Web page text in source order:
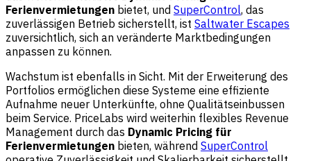
Ferienvermietungen bietet, und SuperControl, das
zuverlässigen Betrieb sicherstellt, ist Saltwater Escapes
zuversichtlich, sich an veränderte Marktbedingungen
anpassen zu können.
Wachstum ist ebenfalls in Sicht. Mit der Erweiterung des
Portfolios ermöglichen diese Systeme eine effiziente
Aufnahme neuer Unterkünfte, ohne Qualitätseinbussen
beim Service. PriceLabs wird weiterhin flexibles Revenue
Management durch das Dynamic Pricing für
Ferienvermietungen bieten, während SuperControl